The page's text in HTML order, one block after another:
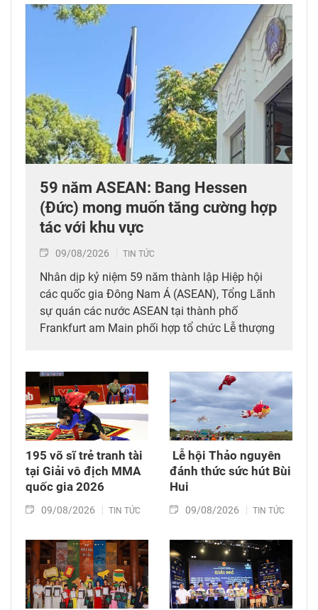
59 năm ASEAN: Bang Hessen
(Đức) mong muốn tăng cường hợp
tác với khu vực
09/08/2026 TIN TỨC
Nhân dịp kỷ niệm 59 năm thành lập Hiệp hội
các quốc gia Đông Nam Á (ASEAN), Tổng Lãnh
sự quán các nước ASEAN tại thành phố
Frankfurt am Main phối hợp tổ chức Lễ thượng
cộng đồng ASEAN và đông đảo khách mời.
195 võ sĩ trẻ tranh tài
tại Giải vô địch MMA
quốc gia 2026
09/08/2026 TIN TỨC
​ Lễ hội Thảo nguyên
đánh thức sức hút Bùi
Hui
09/08/2026 TIN TỨC